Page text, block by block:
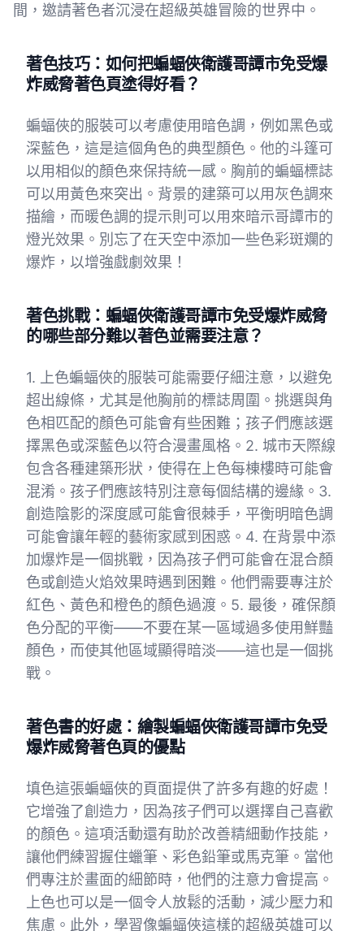
間，邀請著色者沉浸在超級英雄冒險的世界中。
著色技巧：如何把蝙蝠俠衛護哥譚市免受爆
炸威脅著色頁塗得好看？
蝙蝠俠的服裝可以考慮使用暗色調，例如黑色或
深藍色，這是這個角色的典型顏色。他的斗篷可
以用相似的顏色來保持統一感。胸前的蝙蝠標誌
可以用黃色來突出。背景的建築可以用灰色調來
描繪，而暖色調的提示則可以用來暗示哥譚市的
燈光效果。別忘了在天空中添加一些色彩斑斕的
爆炸，以增強戲劇效果！
著色挑戰：蝙蝠俠衛護哥譚市免受爆炸威脅
的哪些部分難以著色並需要注意？
1. 上色蝙蝠俠的服裝可能需要仔細注意，以避免
超出線條，尤其是他胸前的標誌周圍。挑選與角
色相匹配的顏色可能會有些困難；孩子們應該選
擇黑色或深藍色以符合漫畫風格。2. 城市天際線
包含各種建築形狀，使得在上色每棟樓時可能會
混淆。孩子們應該特別注意每個結構的邊緣。3.
創造陰影的深度感可能會很棘手，平衡明暗色調
可能會讓年輕的藝術家感到困惑。4. 在背景中添
加爆炸是一個挑戰，因為孩子們可能會在混合顏
色或創造火焰效果時遇到困難。他們需要專注於
紅色、黃色和橙色的顏色過渡。5. 最後，確保顏
色分配的平衡——不要在某一區域過多使用鮮豔
顏色，而使其他區域顯得暗淡——這也是一個挑
戰。
著色書的好處：繪製蝙蝠俠衛護哥譚市免受
爆炸威脅著色頁的優點
填色這張蝙蝠俠的頁面提供了許多有趣的好處！
它增強了創造力，因為孩子們可以選擇自己喜歡
的顏色。這項活動還有助於改善精細動作技能，
讓他們練習握住蠟筆、彩色鉛筆或馬克筆。當他
們專注於畫面的細節時，他們的注意力會提高。
上色也可以是一個令人放鬆的活動，減少壓力和
焦慮。此外，學習像蝙蝠俠這樣的超級英雄可以